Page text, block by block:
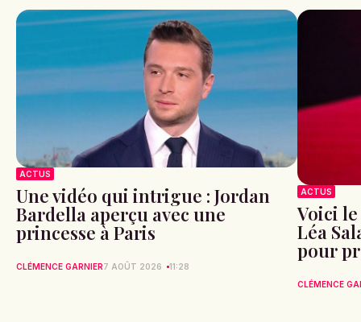
ACTUS
Une vidéo qui intrigue : Jordan
Bardella aperçu avec une
princesse à Paris
CLÉMENCE GARNIER7 AOÛT 2026 11:28
ACTUS
Voici
Léa
pour
CLÉMENCE